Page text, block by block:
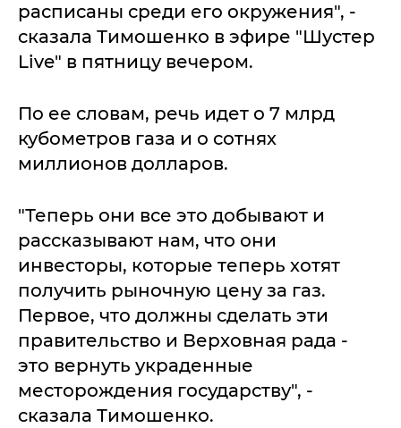
расписаны среди его окружения", -
сказала Тимошенко в эфире "Шустер
Live" в пятницу вечером.
По ее словам, речь идет о 7 млрд
кубометров газа и о сотнях
миллионов долларов.
"Теперь они все это добывают и
рассказывают нам, что они
инвесторы, которые теперь хотят
получить рыночную цену за газ.
Первое, что должны сделать эти
правительство и Верховная рада -
это вернуть украденные
месторождения государству", -
сказала Тимошенко.